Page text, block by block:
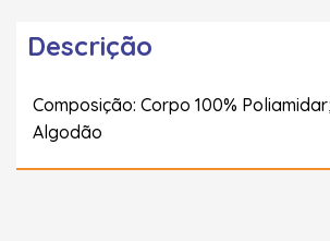
Descrição
Composição: Corpo 100%
Algodão